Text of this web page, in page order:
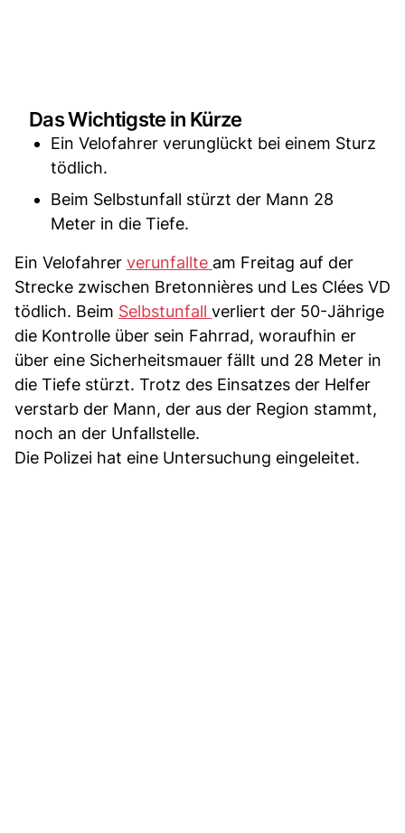
Das Wichtigste in Kürze
Ein Velofahrer verunglückt bei einem Sturz
tödlich.
Beim Selbstunfall stürzt der Mann 28
Meter in die Tiefe.
Ein Velofahrer verunfallte am Freitag auf der
Strecke zwischen Bretonnières und Les Clées VD
tödlich. Beim Selbstunfall verliert der 50-Jährige
die Kontrolle über sein Fahrrad, woraufhin er
über eine Sicherheitsmauer fällt und 28 Meter in
die Tiefe stürzt. Trotz des Einsatzes der Helfer
verstarb der Mann, der aus der Region stammt,
noch an der Unfallstelle.
Die Polizei hat eine Untersuchung eingeleitet.